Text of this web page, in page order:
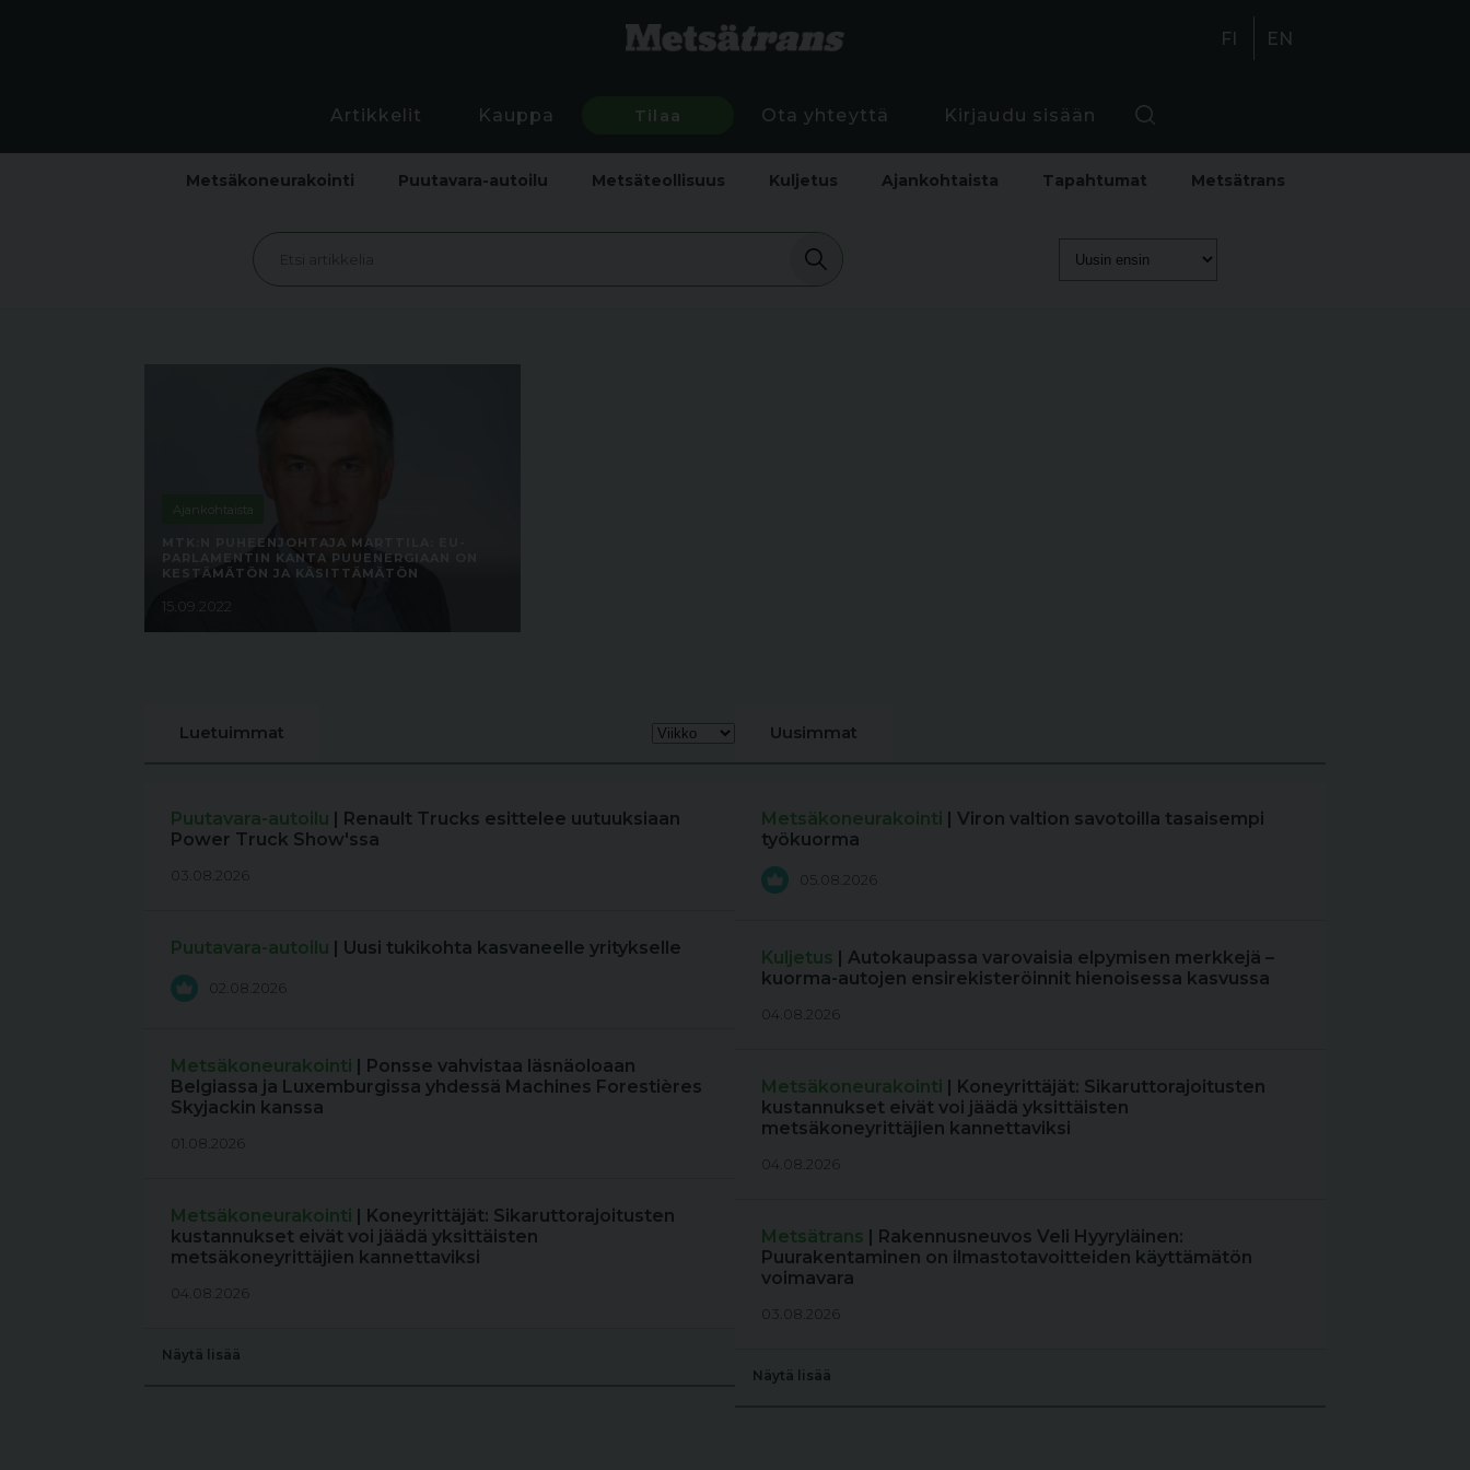
FI EN
Artikkelit Kauppa Tilaa Ota yhteyttä Kirjaudu sisään
Metsäkoneurakointi Puutavara-autoilu Metsäteollisuus Kuljetus Ajankohtaista Tapahtumat Metsätrans
Ajankohtaista
MTK:N PUHEENJOHTAJA MARTTILA: EU-
PARLAMENTIN KANTA PUUENERGIAAN ON
KESTÄMÄTÖN JA KÄSITTÄMÄTÖN
15.09.2022
Luetuimmat
Puutavara-autoilu | Renault Trucks esittelee uutuuksiaan
Power Truck Show'ssa
03.08.2026
Puutavara-autoilu | Uusi tukikohta kasvaneelle yritykselle
02.08.2026
Metsäkoneurakointi | Ponsse vahvistaa läsnäoloaan
Belgiassa ja Luxemburgissa yhdessä Machines Forestières
Skyjackin kanssa
01.08.2026
Metsäkoneurakointi | Koneyrittäjät: Sikaruttorajoitusten
kustannukset eivät voi jäädä yksittäisten
metsäkoneyrittäjien kannettaviksi
04.08.2026
Näytä lisää
Uusimmat
Metsäkoneurakointi | Viron valtion savotoilla tasaisempi
työkuorma
05.08.2026
Kuljetus | Autokaupassa varovaisia elpymisen merkkejä –
kuorma-autojen ensirekisteröinnit hienoisessa kasvussa
04.08.2026
Metsäkoneurakointi | Koneyrittäjät: Sikaruttorajoitusten
kustannukset eivät voi jäädä yksittäisten
metsäkoneyrittäjien kannettaviksi
04.08.2026
Metsätrans | Rakennusneuvos Veli Hyyryläinen:
Puurakentaminen on ilmastotavoitteiden käyttämätön
voimavara
03.08.2026
Näytä lisää